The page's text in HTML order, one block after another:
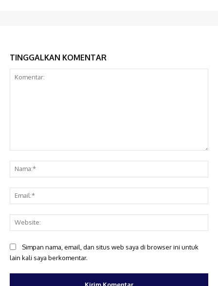
TINGGALKAN KOMENTAR
Simpan nama, email, dan situs web saya di browser ini untuk
lain kali saya berkomentar.